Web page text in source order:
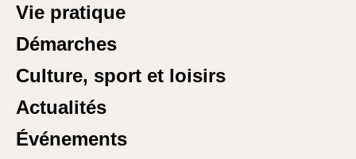
Vie pratique
Démarches
Culture, sport et loisirs
Actualités
Événements